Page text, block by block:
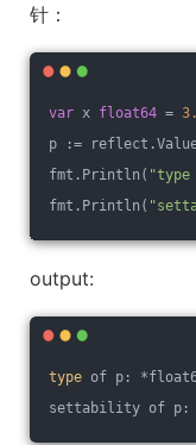
针：
var x float64 =
p :=
fmt.Println( "type
fmt.Println(
output:
type of p:
settability of p: